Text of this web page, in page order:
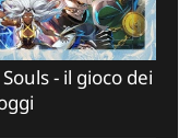
- il gioco dei